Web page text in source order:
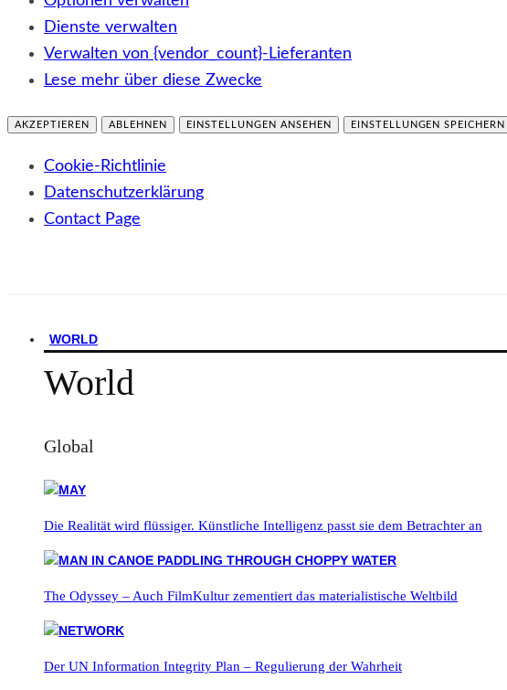
Dienste verwalten
Verwalten von {vendor_count}-Lieferanten
Lese mehr über diese Zwecke
AKZEPTIEREN ABLEHNEN EINSTELLUNGEN ANSEHEN EINSTELLUNGEN SPEICHERN
Cookie-Richtlinie
Datenschutzerklärung
Contact Page
WORLD
World
Global
Die Realität wird flüssiger. Künstliche Intelligenz passt sie dem Betrachter an
The Odyssey – Auch FilmKultur zementiert das materialistische Weltbild
Der UN Information Integrity Plan – Regulierung der Wahrheit